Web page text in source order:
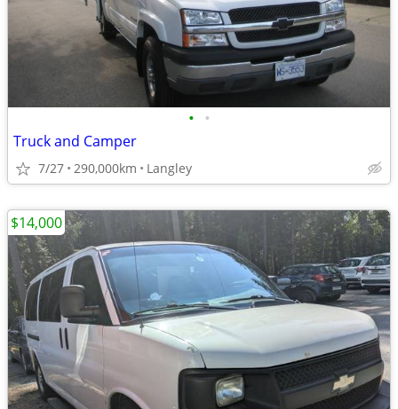
• •
Truck and Camper
7/27 290,000km Langley
$14,000